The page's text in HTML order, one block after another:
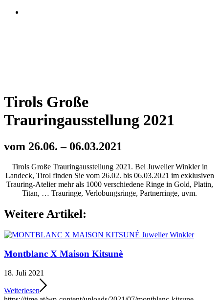
Tirols Große
Trauringausstellung 2021
vom 26.06. – 06.03.2021
Tirols Große Trauringausstellung 2021. Bei Juwelier Winkler in
Landeck, Tirol finden Sie vom 26.02. bis 06.03.2021 im exklusiven
Trauring-Atelier mehr als 1000 verschiedene Ringe in Gold, Platin,
Titan, … Trauringe, Verlobungsringe, Partnerringe, uvm.
Weitere Artikel:
Montblanc X Maison Kitsunè
18. Juli 2021
Weiterlesen